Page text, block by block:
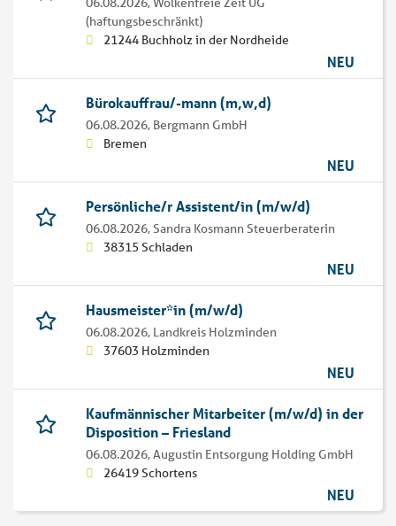
(haftungsbeschränkt)
21244 Buchholz in der Nordheide
NEU
Bürokauffrau/-mann (m,w,d)
06.08.2026, Bergmann GmbH
Bremen
NEU
Persönliche/r Assistent/in (m/w/d)
06.08.2026,Sandra Kosmann Steuerberaterin
38315 Schladen
NEU
Hausmeister*in (m/w/d)
06.08.2026, Landkreis Holzminden
37603 Holzminden
NEU
Kaufmännischer Mitarbeiter (m/w/d) in der
Disposition – Friesland
06.08.2026,Augustin Entsorgung Holding GmbH
26419 Schortens
NEU